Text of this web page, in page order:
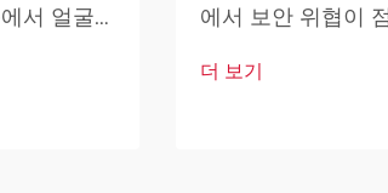
서 얼굴
도로 발
에서 보안 위협이
기술은 안전 및 감
더 보기